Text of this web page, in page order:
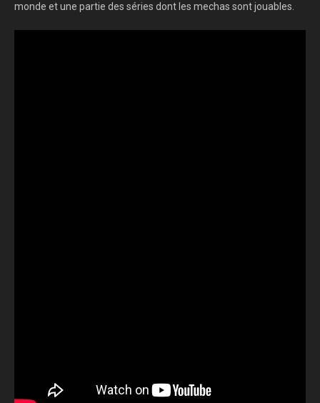
monde et une partie des séries dont les mechas sont jouables.